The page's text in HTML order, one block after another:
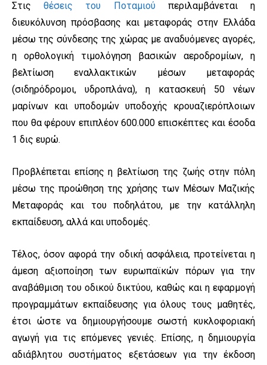
Στιςθέσεις του Ποταμιού περιλαμβάνεται η
διευκόλυνση πρόσβασης και μεταφοράς στην Ελλάδα
μέσω της σύνδεσης της χώρας με αναδυόμενες αγορές,
η ορθολογική τιμολόγηση βασικών αεροδρομίων, η
βελτίωση εναλλακτικών μέσων μεταφοράς
(σιδηρόδρομοι, υδροπλάνα), η κατασκευή 50 νέων
μαρίνων και υποδομών υποδοχής κρουαζιερόπλοιων
που θα φέρουν επιπλέον 600.000 επισκέπτες και έσοδα
1 δις ευρώ.
Προβλέπεται επίσης η βελτίωση της ζωής στην πόλη
μέσω της προώθηση της χρήσης των Μέσων Μαζικής
Μεταφοράς και του ποδηλάτου, με την κατάλληλη
εκπαίδευση, αλλά και υποδομές.
Τέλος, όσον αφορά την οδική ασφάλεια, προτείνεται η
άμεση αξιοποίηση των ευρωπαϊκών πόρων για την
αναβάθμιση του οδικού δικτύου, καθώς και η εφαρμογή
προγραμμάτων εκπαίδευσης για όλους τους μαθητές,
έτσι ώστε να δημιουργήσουμε σωστή κυκλοφοριακή
αγωγή για τις επόμενες γενιές. Επίσης, η δημιουργία
αδιάβλητου συστήματος εξετάσεων για την έκδοση